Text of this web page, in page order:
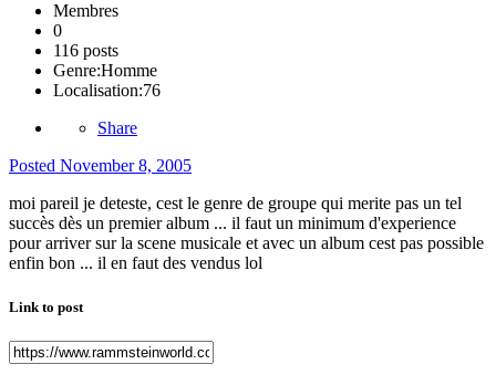
Membres
0
116 posts
Genre:Homme
Localisation:76
Share
Posted November 8, 2005
moi pareil je deteste, cest le genre de groupe qui merite pas un tel
succès dès un premier album ... il faut un minimum d'experience
pour arriver sur la scene musicale et avec un album cest pas possible
enfin bon ... il en faut des vendus lol
Link to post